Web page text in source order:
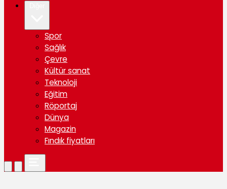
Spor
Sağlık
Çevre
Kültür sanat
Teknoloji
Eğitim
Röportaj
Dünya
Magazin
Fındık fiyatları